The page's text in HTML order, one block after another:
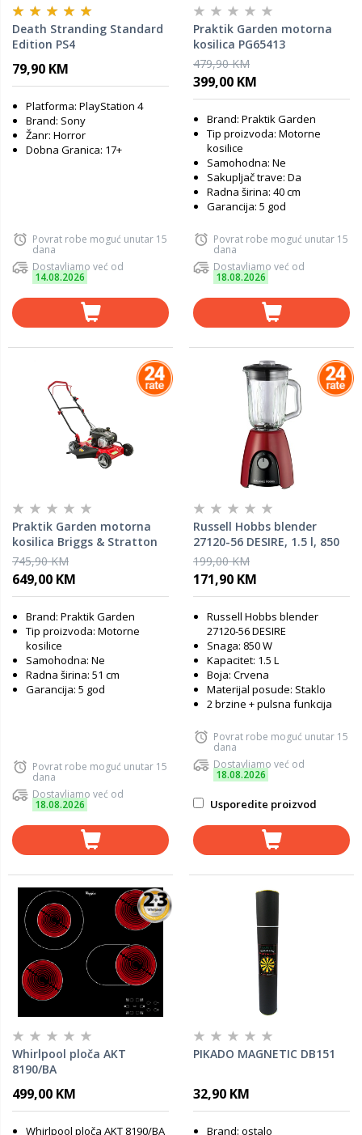
Death Stranding Standard
Edition PS4
79,90 KM
Platforma: PlayStation 4
Brand: Sony
Žanr: Horror
Dobna Granica: 17+
Povrat robe moguć unutar 15
dana
Dostavljamo već od
14.08.2026
Praktik Garden motorna
kosilica PG65413
479,90 KM
399,00 KM
Brand: Praktik Garden
Tip proizvoda: Motorne
kosilice
Samohodna: Ne
Sakupljač trave: Da
Radna širina: 40 cm
Garancija: 5 god
Povrat robe moguć unutar 15
dana
Dostavljamo već od
18.08.2026
Praktik Garden motorna
kosilica Briggs & Stratton
PG65482
745,90 KM
649,00 KM
Brand: Praktik Garden
Tip proizvoda: Motorne
kosilice
Samohodna: Ne
Radna širina: 51 cm
Garancija: 5 god
Povrat robe moguć unutar 15
dana
Dostavljamo već od
18.08.2026
Russell Hobbs blender
27120-56 DESIRE, 1.5 l, 850
W
199,00 KM
171,90 KM
Russell Hobbs blender
27120-56 DESIRE
Snaga: 850 W
Kapacitet: 1.5 L
Boja: Crvena
Materijal posude: Staklo
2 brzine + pulsna funkcija
Povrat robe moguć unutar 15
dana
Dostavljamo već od
18.08.2026
Usporedite proizvod
Whirlpool ploča AKT
8190/BA
499,00 KM
Whirlpool ploča AKT 8190/BA
PIKADO MAGNETIC DB151
32,90 KM
Brand: ostalo